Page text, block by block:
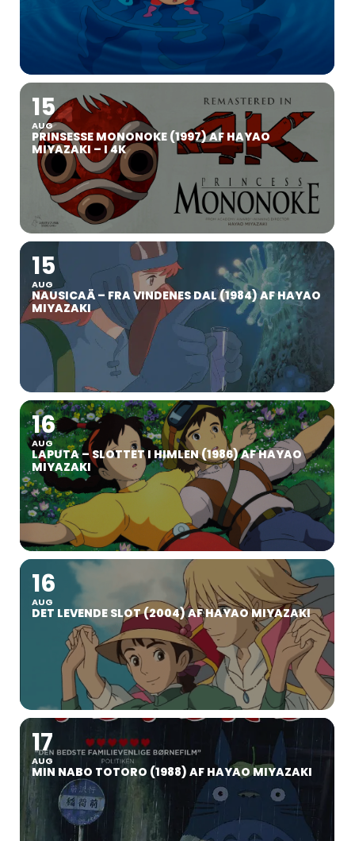
15
AUG
PRINSESSE MONONOKE (1997) AF HAYAO
MIYAZAKI – I 4K
15
AUG
NAUSICAÄ – FRA VINDENES DAL (1984) AF HAYAO
MIYAZAKI
16
AUG
LAPUTA – SLOTTET I HIMLEN (1986) AF HAYAO
MIYAZAKI
16
AUG
DET LEVENDE SLOT (2004) AF HAYAO MIYAZAKI
17
AUG
MIN NABO TOTORO (1988) AF HAYAO MIYAZAKI